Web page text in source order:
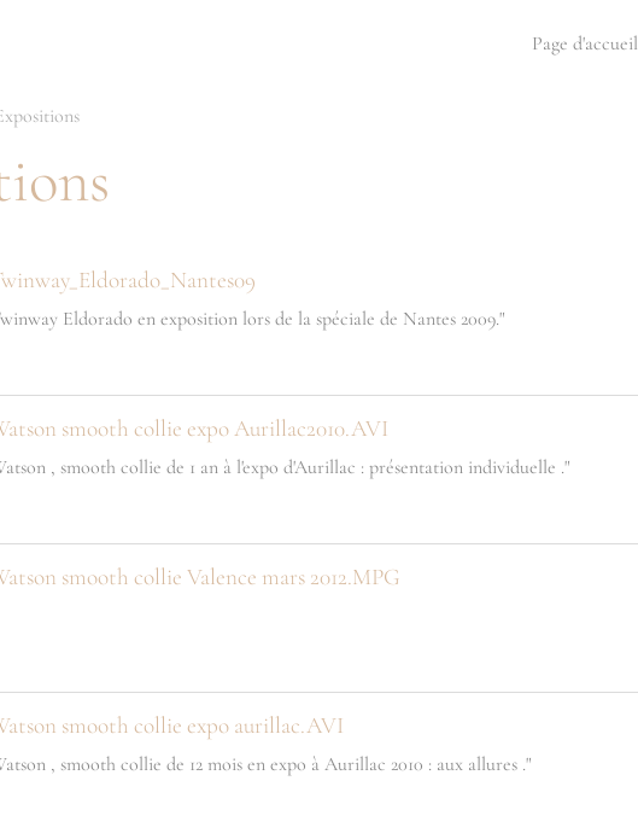
Page d'accueil
Eldorado en exposition lors de la spéciale de Nantes 2009."
smooth collie expo Aurillac2010.AVI
, smooth collie de 1 an à l'expo d'Aurillac : présentation individuelle ."
smooth collie Valence mars 2012.MPG
smooth collie expo aurillac.AVI
, smooth collie de 12 mois en expo à Aurillac 2010 : aux allures ."